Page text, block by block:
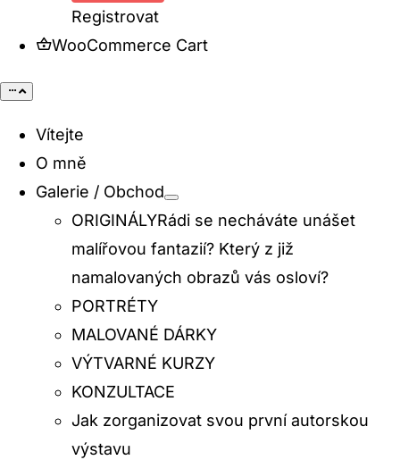
Registrovat
WooCommerce Cart
Toggle
Navigation
Vítejte
O mně
Galerie / Obchod
ORIGINÁLYRádi se necháváte unášet
malířovou fantazií? Který z již
namalovaných obrazů vás osloví?
PORTRÉTY
MALOVANÉ DÁRKY
VÝTVARNÉ KURZY
KONZULTACE
Jak zorganizovat svou první autorskou
výstavu